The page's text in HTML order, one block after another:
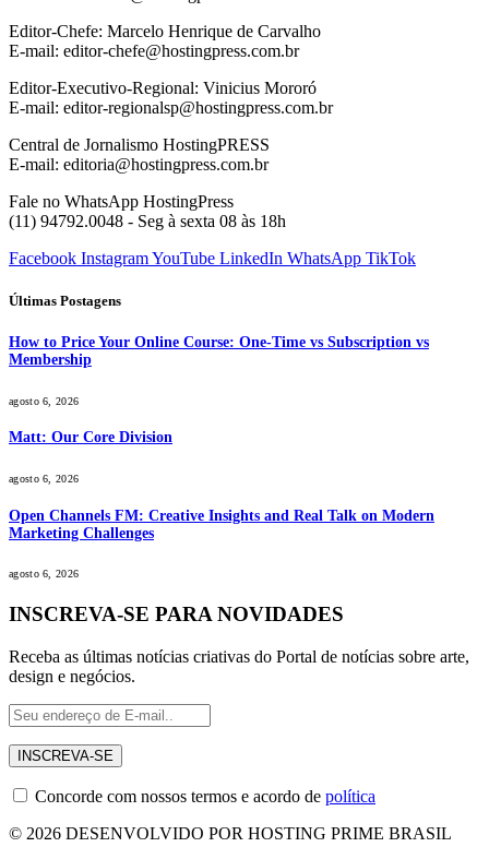
Editor-Chefe: Marcelo Henrique de Carvalho
E-mail: editor-chefe@hostingpress.com.br
Editor-Executivo-Regional: Vinicius Mororó
E-mail: editor-regionalsp@hostingpress.com.br
Central de Jornalismo HostingPRESS
E-mail: editoria@hostingpress.com.br
Fale no WhatsApp HostingPress
(11) 94792.0048 - Seg à sexta 08 às 18h
Facebook InstagramYouTube LinkedIn WhatsApp TikTok
Últimas Postagens
How to Price Your Online Course: One-Time vs Subscription vs
Membership
agosto 6, 2026
Matt: Our Core Division
agosto 6, 2026
Open Channels FM: Creative Insights and Real Talk on Modern
Marketing Challenges
agosto 6, 2026
INSCREVA-SE PARA NOVIDADES
Receba as últimas notícias criativas do Portal de notícias sobre arte,
design e negócios.
Concorde com nossos termos e acordo de política
© 2026 DESENVOLVIDO POR HOSTING PRIME BRASIL